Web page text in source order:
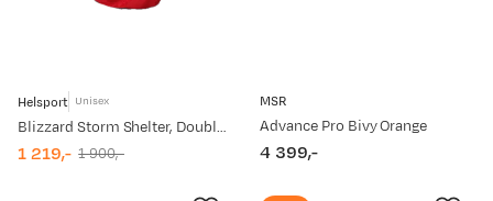
Helsport Unisex
Blizzard Storm Shelter, Double Lingonberry Red
discounted
1 219,-
original
1 900,-
MSR
Advance Pro Bivy Orange
price
4 399,-